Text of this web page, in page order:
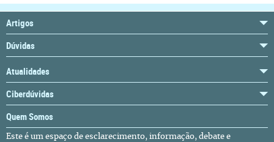
Artigos
Dúvidas
Atualidades
Ciberdúvidas
Quem Somos
Este é um espaço de esclarecimento, informação, debate e